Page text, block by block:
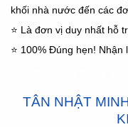
khối nhà nước đến các
⭐ Là đơn vị duy nhất hỗ
⭐ 100% Đúng hẹn! Nhận
Cúp Vinh Danh,
TÂN NHẬT